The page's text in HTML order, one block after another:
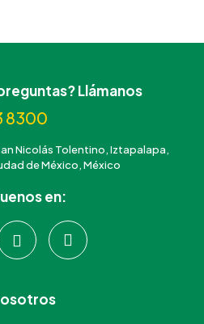
Llámanos
8300
Nicolás Tolentino, Iztapalapa,
de México, México
en: